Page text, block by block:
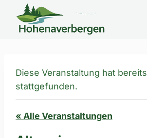
Inhalt
springen
Diese Veranstaltung hat bereits
stattgefunden.
« Alle Veranstaltungen